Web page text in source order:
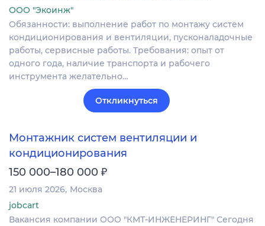
ООО "Экоинж"
Обязанности: выполнение работ по монтажу систем
кондиционирования и вентиляции, пусконаладочные
работы, сервисные работы. Требования: опыт от
одного года, наличие транспорта и рабочего
инструмента желательно…
Откликнуться
Монтажник систем вентиляции и
кондиционирования
150 000–180 000 ₽
21 июля 2026 Москва
jobcart
Вакансия компании ООО "КМТ-ИНЖЕНЕРИНГ" Сегодня